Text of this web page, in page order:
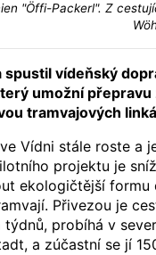
"Öffi-Packerl". Z
spustil vídeňský
umožní
tramvajových
Vídni stále roste a
projektu je
ekologičtější
Přivezou je
probíhá v
a zúčastní se jí